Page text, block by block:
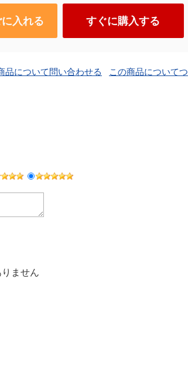
入れる すぐに購入する
品について問い合わせる
この商品についてつ
ません